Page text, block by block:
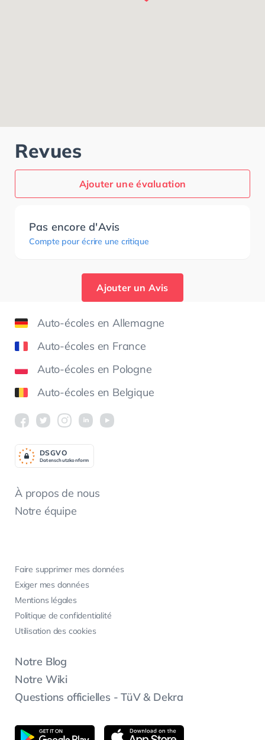
Revues
Ajouter une évaluation
Pas encore d'Avis
Compte pour écrire une critique
Ajouter un Avis
Auto-écoles en Allemagne
Auto-écoles en France
Auto-écoles en Pologne
Auto-écoles en Belgique
À propos de nous
Notre équipe
Faire supprimer mes données
Exiger mes données
Mentions légales
Politique de confidentialité
Utilisation des cookies
Notre Blog
Notre Wiki
Questions officielles - TüV & Dekra
Datenschutzkonform
DSGVO